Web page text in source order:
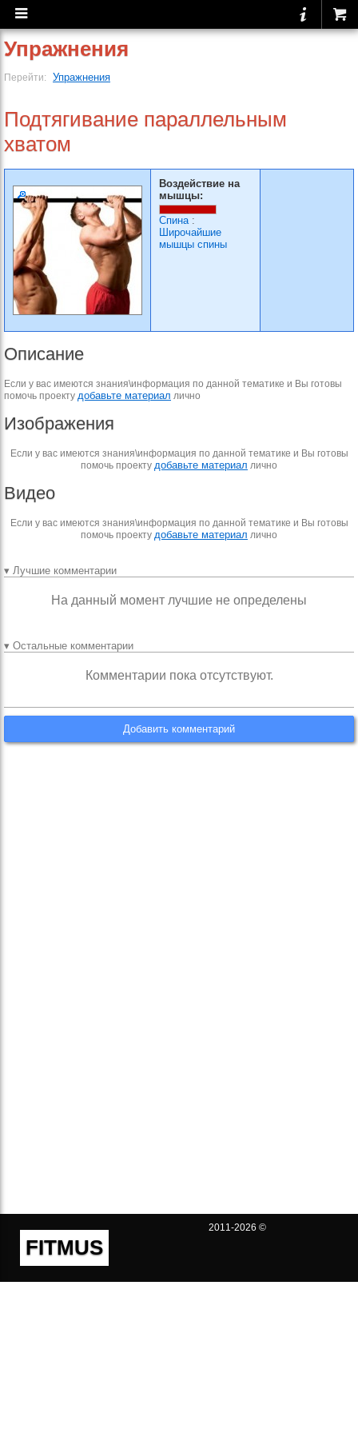
Упражнения
Перейти: Упражнения
Подтягивание параллельным
хватом
Воздействие на
мышцы:
Спина:
Широчайшие
мышцы спины
Описание
Если у вас имеются знания\информация по данной тематике и Вы готовы
помочь проекту добавьте материал лично
Изображения
Если у вас имеются знания\информация по данной тематике и Вы готовы
помочь проекту добавьте материал лично
Видео
Если у вас имеются знания\информация по данной тематике и Вы готовы
помочь проекту добавьте материал лично
▾ Лучшие комментарии
На данный момент лучшие не определены
▾ Остальные комментарии
Комментарии пока отсутствуют.
Добавить комментарий
FITMUS
2011-2026 ©